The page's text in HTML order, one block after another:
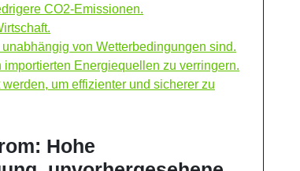
CO2-Emissionen.
von Wetterbedingungen sind.
Energiequellen zu verringern.
um effizienter und sicherer zu
Hohe